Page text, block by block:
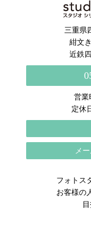
三重県
紺文
近鉄
営業
定休
メ
フォトス
お客様の